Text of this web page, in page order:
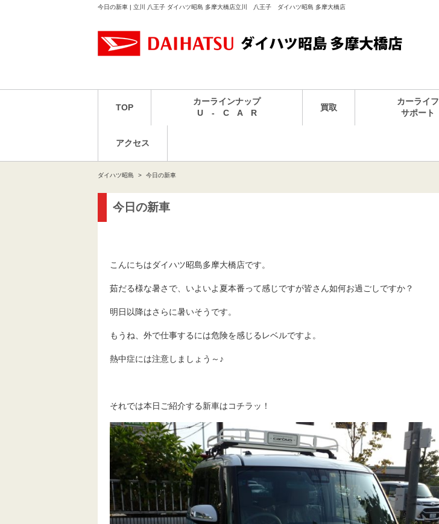
今日の新車 | 立川 八王子 ダイハツ昭島 多摩大橋店立川 八王子 ダイハツ昭島 多摩大橋店
TOP
カーラインナップ
U - C A R
買取
カーライフ
サポート
アクセス
ダイハツ昭島 今日の新車
今日の新車
こんにちはダイハツ昭島多摩大橋店です。
茹だる様な暑さで、いよいよ夏本番って感じですが皆さん如何お過ごしですか？
明日以降はさらに暑いそうです。
もうね、外で仕事するには危険を感じるレベルですよ。
熱中症には注意しましょう～♪
それでは本日ご紹介する新車はコチラッ！